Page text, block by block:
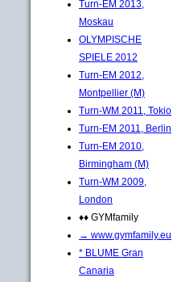
Turn-EM 2013,
Moskau
OLYMPISCHE
SPIELE 2012
Turn-EM 2012,
Montpellier (M)
Turn-WM 2011, Tokio
Turn-EM 2011, Berlin
Turn-EM 2010,
Birmingham (M)
Turn-WM 2009,
London
♦♦ GYMfamily
→ www.gymfamily.eu
* BLUME Gran
Canaria